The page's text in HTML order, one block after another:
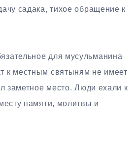
садака, тихое обращение к
для мусульманина
к местным святыням не имеет
заметное место. Люди ехали к
памяти, молитвы и